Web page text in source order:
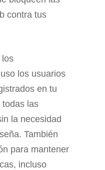
contra tus
los
los usuarios
en tu
todas las
la necesidad
También
para mantener
incluso